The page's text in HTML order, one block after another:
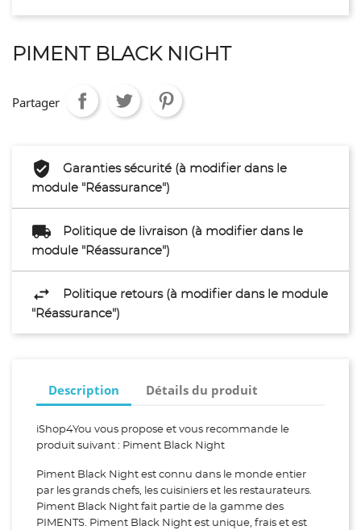
PIMENT BLACK NIGHT
Partager
Garanties sécurité (à modifier dans le
module "Réassurance")
Politique de livraison (à modifier dans le
module "Réassurance")
Politique retours (à modifier dans le module
"Réassurance")
Description Détails du produit
iShop4You vous propose et vous recommande le
produit suivant : Piment Black Night
Piment Black Night est connu dans le monde entier
par les grands chefs, les cuisiniers et les restaurateurs.
Piment Black Night fait partie de la gamme des
PIMENTS. Piment Black Night est unique, frais et est